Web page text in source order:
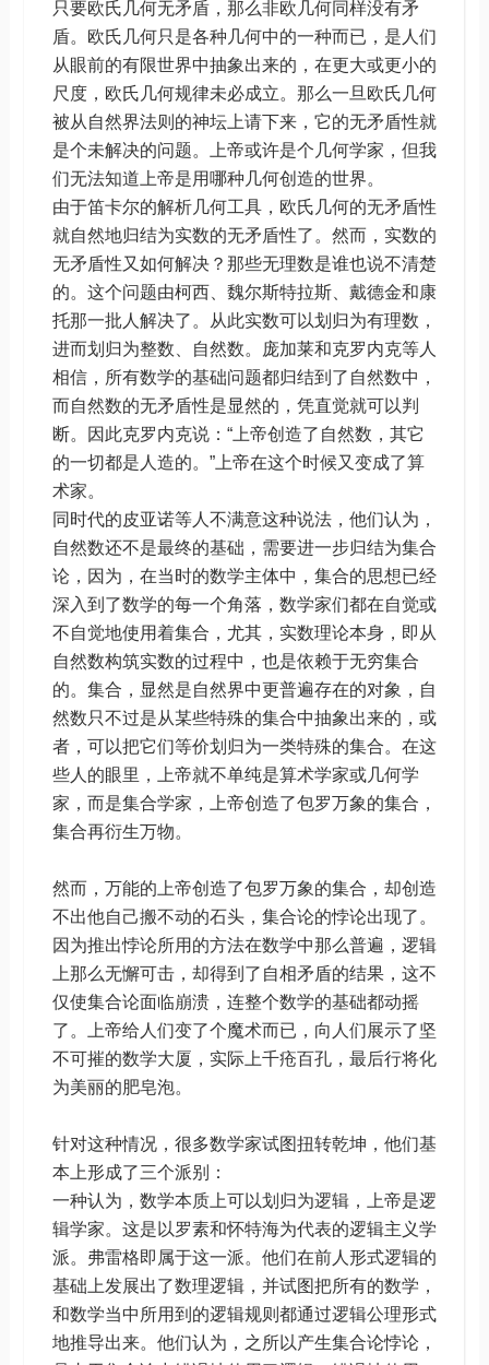
只要欧氏几何无矛盾，那么非欧几何同样没有矛
盾。欧氏几何只是各种几何中的一种而已，是人们
从眼前的有限世界中抽象出来的，在更大或更小的
尺度，欧氏几何规律未必成立。那么一旦欧氏几何
被从自然界法则的神坛上请下来，它的无矛盾性就
是个未解决的问题。上帝或许是个几何学家，但我
们无法知道上帝是用哪种几何创造的世界。
由于笛卡尔的解析几何工具，欧氏几何的无矛盾性
就自然地归结为实数的无矛盾性了。然而，实数的
无矛盾性又如何解决？那些无理数是谁也说不清楚
的。这个问题由柯西、魏尔斯特拉斯、戴德金和康
托那一批人解决了。从此实数可以划归为有理数，
进而划归为整数、自然数。庞加莱和克罗内克等人
相信，所有数学的基础问题都归结到了自然数中，
而自然数的无矛盾性是显然的，凭直觉就可以判
断。因此克罗内克说：“上帝创造了自然数，其它
的一切都是人造的。”上帝在这个时候又变成了算
术家。
同时代的皮亚诺等人不满意这种说法，他们认为，
自然数还不是最终的基础，需要进一步归结为集合
论，因为，在当时的数学主体中，集合的思想已经
深入到了数学的每一个角落，数学家们都在自觉或
不自觉地使用着集合，尤其，实数理论本身，即从
自然数构筑实数的过程中，也是依赖于无穷集合
的。集合，显然是自然界中更普遍存在的对象，自
然数只不过是从某些特殊的集合中抽象出来的，或
者，可以把它们等价划归为一类特殊的集合。在这
些人的眼里，上帝就不单纯是算术学家或几何学
家，而是集合学家，上帝创造了包罗万象的集合，
集合再衍生万物。
然而，万能的上帝创造了包罗万象的集合，却创造
不出他自己搬不动的石头，集合论的悖论出现了。
因为推出悖论所用的方法在数学中那么普遍，逻辑
上那么无懈可击，却得到了自相矛盾的结果，这不
仅使集合论面临崩溃，连整个数学的基础都动摇
了。上帝给人们变了个魔术而已，向人们展示了坚
不可摧的数学大厦，实际上千疮百孔，最后行将化
为美丽的肥皂泡。
针对这种情况，很多数学家试图扭转乾坤，他们基
本上形成了三个派别：
一种认为，数学本质上可以划归为逻辑，上帝是逻
辑学家。这是以罗素和怀特海为代表的逻辑主义学
派。弗雷格即属于这一派。他们在前人形式逻辑的
基础上发展出了数理逻辑，并试图把所有的数学，
和数学当中所用到的逻辑规则都通过逻辑公理形式
地推导出来。他们认为，之所以产生集合论悖论，